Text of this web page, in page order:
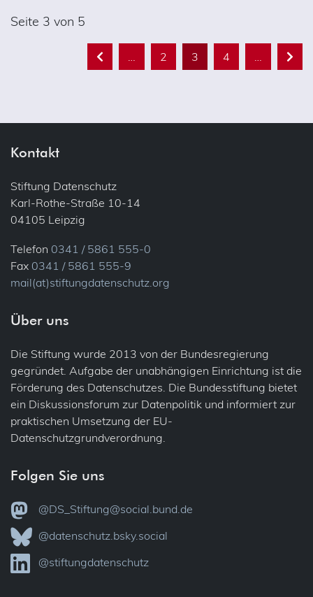
Seite 3 von 5
… 2 3 4 …
Kontakt
Stiftung Datenschutz
Karl-Rothe-Straße 10-14
04105 Leipzig
Telefon 0341 / 5861 555-0
Fax 0341 / 5861 555-9
mail(at)stiftungdatenschutz.org
Über uns
Die Stiftung wurde 2013 von der Bundesregierung
gegründet. Aufgabe der unabhängigen Einrichtung ist die
Förderung des Datenschutzes. Die Bundesstiftung bietet
ein Diskussionsforum zur Datenpolitik und informiert zur
praktischen Umsetzung der EU-
Datenschutzgrundverordnung.
Folgen Sie uns
@DS_Stiftung@social.bund.de
@datenschutz.bsky.social
@stiftungdatenschutz